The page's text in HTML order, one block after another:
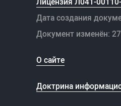
Дата создания
Документ изменён:
О сайте
Доктрина